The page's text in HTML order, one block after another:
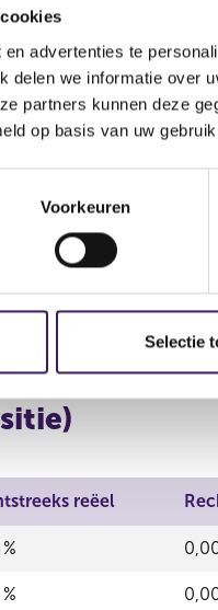
advertenties te
delen we informatie over
partners kunnen deze
op basis van uw
Voorkeuren
Selectie
Reëel
Potentieel
reëel